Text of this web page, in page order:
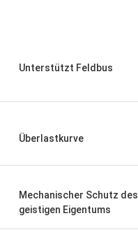
Unterstützt Feldbus
Überlastkurve
Mechanischer Schutz des
geistigen Eigentums